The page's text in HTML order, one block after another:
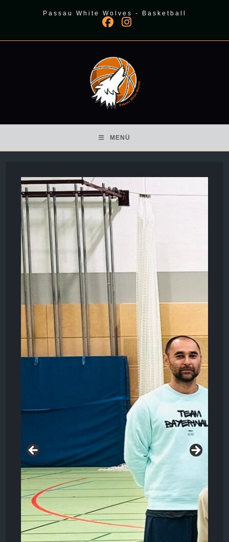
Passau White Wolves - Basketball
MENÜ